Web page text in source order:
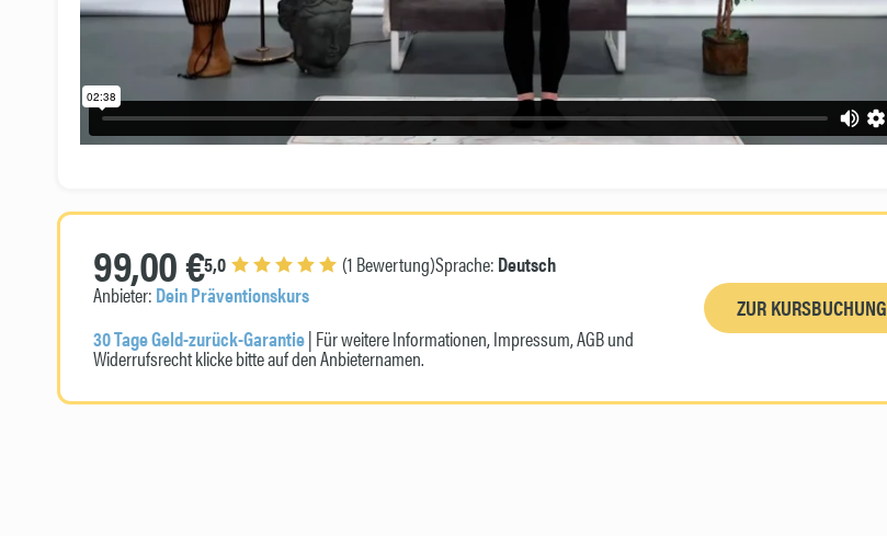
99,00 €5,0 (1 Bewertung)Sprache: Deutsch
Anbieter: Dein Präventionskurs
30 Tage Geld-zurück-Garantie| Für weitere Informationen, Impressum, AGB und
Widerrufsrecht klicke bitte auf den Anbieternamen.
ZUR KURSBUCHUNG